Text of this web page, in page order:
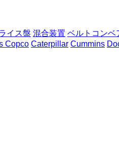
イス盤 混合装置 ベルトコンベ
Copco Caterpillar Cummins